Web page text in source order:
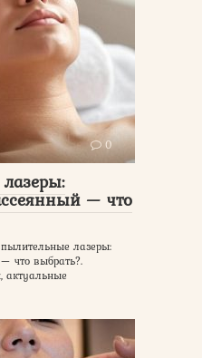
0
— что
лазеры:
что выбрать?.
актуальные